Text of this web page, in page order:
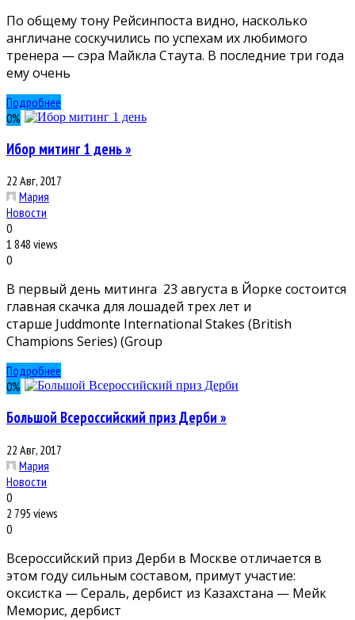
По общему тону Рейсинпоста видно, насколько
англичане соскучились по успехам их любимого
тренера — сэра Майкла Стаута. В последние три года
ему очень
Подробнее
0%
Ибор митинг 1 день »
22 Авг, 2017
Мария
Новости
0
1 848 views
0
В первый день митинга 23 августа в Йорке состоится
главная скачка для лошадей трех лет и
старше Juddmonte International Stakes (British
Champions Series) (Group
Подробнее
0%
Большой Всероссийский приз Дерби »
22 Авг, 2017
Мария
Новости
0
2 795 views
0
Всероссийский приз Дерби в Москве отличается в
этом году сильным составом, примут участие:
оксистка — Сераль, дербист из Казахстана — Мейк
Меморис, дербист